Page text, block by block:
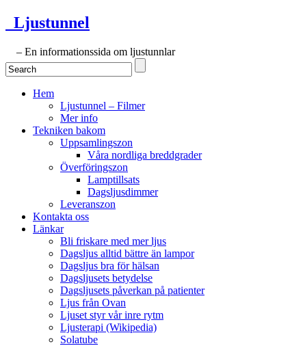
Ljustunnel
– En informationssida om ljustunnlar
Hem
Ljustunnel – Filmer
Mer info
Tekniken bakom
Uppsamlingszon
Våra nordliga breddgrader
Överföringszon
Lamptillsats
Dagsljusdimmer
Leveranszon
Kontakta oss
Länkar
Bli friskare med mer ljus
Dagsljus alltid bättre än lampor
Dagsljus bra för hälsan
Dagsljusets betydelse
Dagsljusets påverkan på patienter
Ljus från Ovan
Ljuset styr vår inre rytm
Ljusterapi (Wikipedia)
Solatube